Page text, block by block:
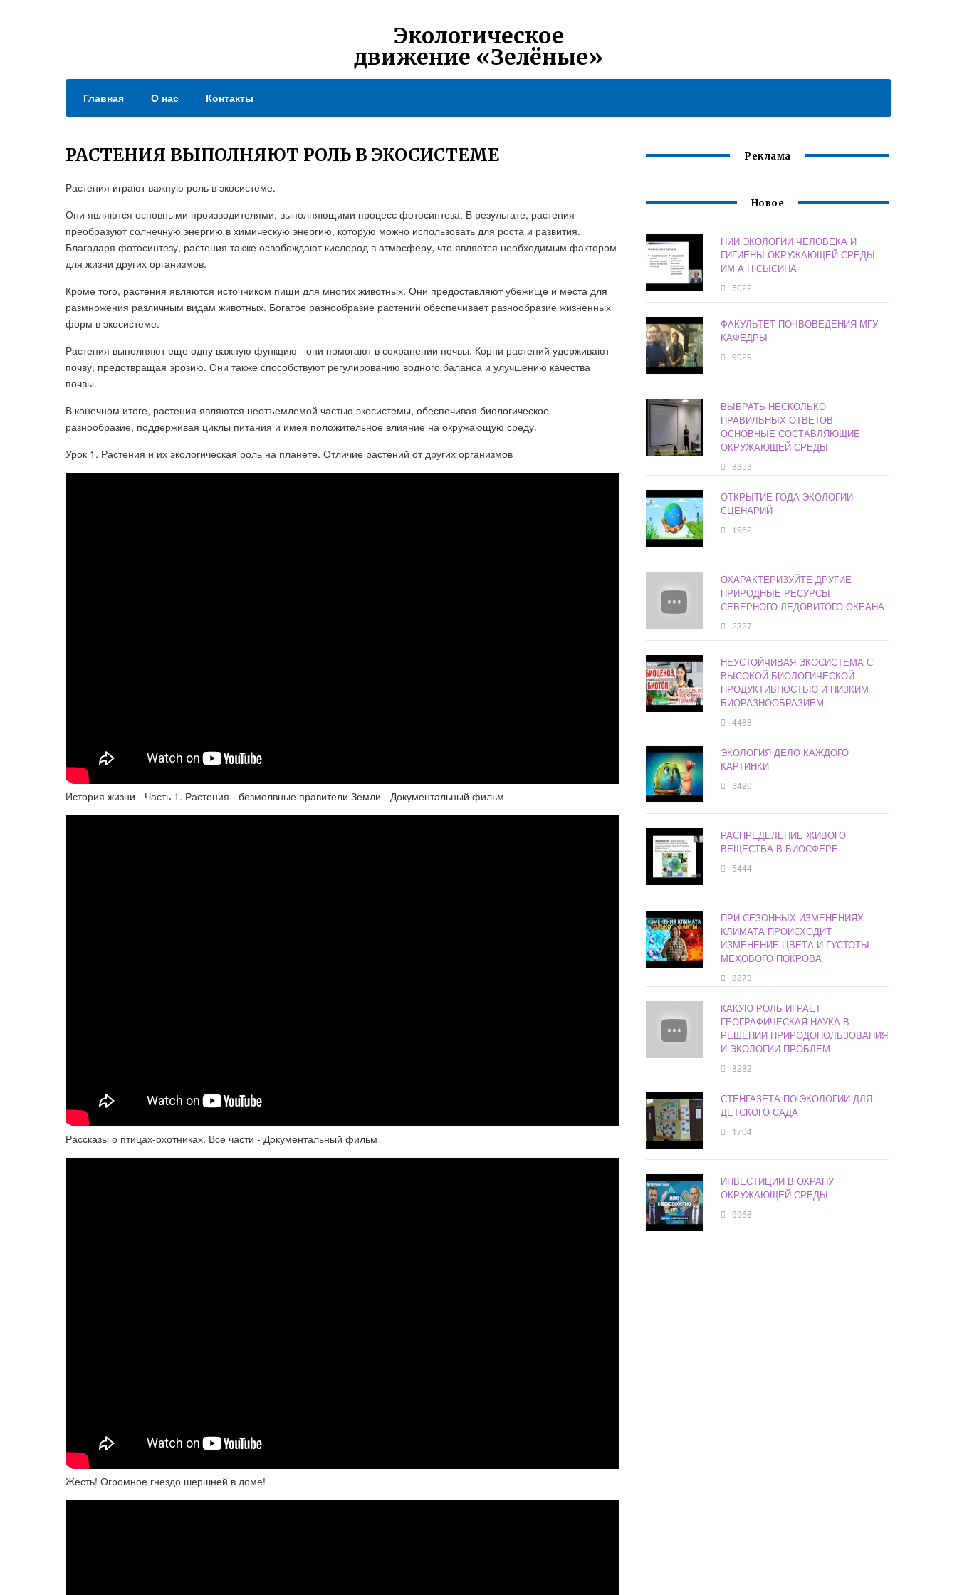
Экологическое
движение «Зелёные»
Главная О нас Контакты
РАСТЕНИЯ ВЫПОЛНЯЮТ РОЛЬ В ЭКОСИСТЕМЕ
Растения играют важную роль в экосистеме.
Они являются основными производителями, выполняющими процесс фотосинтеза. В результате, растения
преобразуют солнечную энергию в химическую энергию, которую можно использовать для роста и развития.
Благодаря фотосинтезу, растения также освобождают кислород в атмосферу, что является необходимым фактором
для жизни других организмов.
Кроме того, растения являются источником пищи для многих животных. Они предоставляют убежище и места для
размножения различным видам животных. Богатое разнообразие растений обеспечивает разнообразие жизненных
форм в экосистеме.
Растения выполняют еще одну важную функцию - они помогают в сохранении почвы. Корни растений удерживают
почву, предотвращая эрозию. Они также способствуют регулированию водного баланса и улучшению качества
почвы.
В конечном итоге, растения являются неотъемлемой частью экосистемы, обеспечивая биологическое
разнообразие, поддерживая циклы питания и имея положительное влияние на окружающую среду.
Урок 1. Растения и их экологическая роль на планете. Отличие растений от других организмов
История жизни - Часть 1. Растения - безмолвные правители Земли - Документальный фильм
Рассказы о птицах-охотниках. Все части - Документальный фильм
Жесть! Огромное гнездо шершней в доме!
Реклама
Новое
НИИ ЭКОЛОГИИ ЧЕЛОВЕКА И
ГИГИЕНЫ ОКРУЖАЮЩЕЙ СРЕДЫ
ИМ А Н СЫСИНА
5022
ФАКУЛЬТЕТ ПОЧВОВЕДЕНИЯ МГУ
КАФЕДРЫ
9029
ВЫБРАТЬ НЕСКОЛЬКО
ПРАВИЛЬНЫХ ОТВЕТОВ
ОСНОВНЫЕ СОСТАВЛЯЮЩИЕ
ОКРУЖАЮЩЕЙ СРЕДЫ
8353
ОТКРЫТИЕ ГОДА ЭКОЛОГИИ
СЦЕНАРИЙ
1962
ОХАРАКТЕРИЗУЙТЕ ДРУГИЕ
ПРИРОДНЫЕ РЕСУРСЫ
СЕВЕРНОГО ЛЕДОВИТОГО ОКЕАНА
2327
НЕУСТОЙЧИВАЯ ЭКОСИСТЕМА С
ВЫСОКОЙ БИОЛОГИЧЕСКОЙ
ПРОДУКТИВНОСТЬЮ И НИЗКИМ
БИОРАЗНООБРАЗИЕМ
4488
ЭКОЛОГИЯ ДЕЛО КАЖДОГО
КАРТИНКИ
3420
РАСПРЕДЕЛЕНИЕ ЖИВОГО
ВЕЩЕСТВА В БИОСФЕРЕ
5444
ПРИ СЕЗОННЫХ ИЗМЕНЕНИЯХ
КЛИМАТА ПРОИСХОДИТ
ИЗМЕНЕНИЕ ЦВЕТА И ГУСТОТЫ
МЕХОВОГО ПОКРОВА
8873
КАКУЮ РОЛЬ ИГРАЕТ
ГЕОГРАФИЧЕСКАЯ НАУКА В
РЕШЕНИИ ПРИРОДОПОЛЬЗОВАНИЯ
И ЭКОЛОГИИ ПРОБЛЕМ
8282
СТЕНГАЗЕТА ПО ЭКОЛОГИИ ДЛЯ
ДЕТСКОГО САДА
1704
ИНВЕСТИЦИИ В ОХРАНУ
ОКРУЖАЮЩЕЙ СРЕДЫ
9968